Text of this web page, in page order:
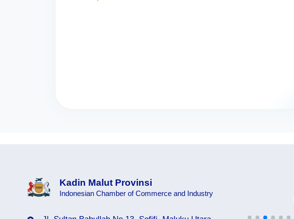
Kadin Malut Provinsi
Indonesian Chamber of Commerce and Industry